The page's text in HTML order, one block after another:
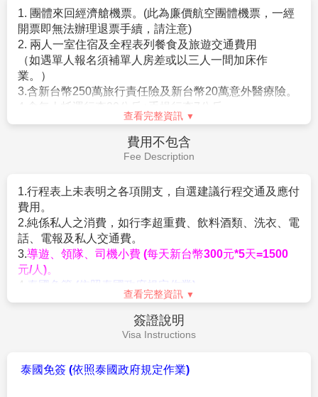
Asiatique Sky巨型摩天輪，可搭乘摩天輪從高處欣賞曼
谷昭披耶河夜景，是曼谷耍浪漫的景點之一。Asiatique
河濱碼頭夜市的特色就是這裡不是一般傳統夜市，而是
充滿美麗歐式建築、紅磚房、文青造景的舒適商場型夜
市，逛起來非常寬廣舒適，又有河畔景色可以欣賞，是
年輕人會喜歡的文藝型夜市。(預計晚上十點半集合前往
機場，讓您逛滿逛買逛爽)
揮一揮手該是說BYE BYE囉，前往機場的路上，再次回
頭看看這微笑之都──曼谷，為這美妙的泰國之旅畫下個
5.所有活動如不參加均無法退費，亦不可轉讓。
6.滿16歲(含)以下小朋友無論佔床與否，不贈送指壓，亦
不可退費。
7.小費：在國外大多數的服務業從業人員為無底薪制，
「小費」 即成為他們主要的收入來源，
以下就必要給予之小費供您參考：
◆全程每位貴賓每天需支付導遊小費台幣NT150*5天
+領隊小費NT150*5天=NT1500元。
◆旅館行李員上下行李進出房間時，每人每件20元泰
美元左右。
◆騎馬車：每次付馬夫，每人約20元泰銖 。
◆騎牛車：每次付牛車夫，每人約20元泰銖。
◆騎大象：每次付馴象師，每人約20元泰銖。
◆SPA: 您可以視芳療師的服務品質或專業水準彈性的
給予小費，約100元泰銖。
◆古式按摩：您可以視按摩師的服務品質或專業水準彈
性的給予小費，約100元泰銖。
9.廉價航空機票規定及限制
▲訂金一旦完成付款手續將不受理退費。
▲本行程使用之票種為廉價航空團體機票，開票後即無
1. 團體來回經濟艙機票。(此為廉價航空團體機票，一經
開票即無法辦理退票手續，請注意)
2. 兩人一室住宿及全程表列餐食及旅遊交通費用
（如遇單人報名須補單人房差或以三人一間加床作
業。）
3.含新台幣250萬旅行責任險及新台幣20萬意外醫療險。
4.含每人托運行李20公斤+手提行李7公斤。
5.已含兩地稅金及燃油附加費
贈送網卡每人一張(限佔床者)--每天1G*5天，用完降速
查看完整資訊
費用不包含
Fee Description
1.行程表上未表明之各項開支，自選建議行程交通及應付
費用。
2.純係私人之消費，如行李超重費、飲料酒類、洗衣、電
話、電報及私人交通費。
3.導遊、領隊、司機小費 (每天新台幣300元*5天=1500
元/人)。
4.
泰國免簽 (依照泰國政府規定作業)
5.機票一經開立則不接受「加購托運行李及餐食」服務，
旅客如需加購請於櫃檯購買。
6.旅客若有個別需求，得自行投保旅行平安保險。
查看完整資訊
簽證說明
Visa Instructions
泰國免簽 (依照泰國政府規定作業)